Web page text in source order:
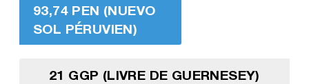
93,74 PEN (NUEVO
SOL PÉRUVIEN)
21 GGP (LIVRE DE GUERNESEY)